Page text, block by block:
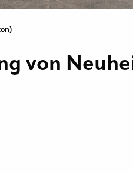
von